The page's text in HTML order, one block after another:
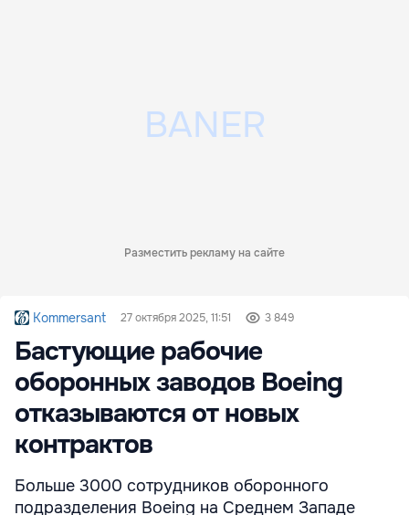
Разместить рекламу на сайте
Kommersant 27 октября 2025, 11:51 3 849
Бастующие рабочие
оборонных заводов Boeing
отказываются от новых
контрактов
Больше 3000 сотрудников оборонного
подразделения Boeing на Среднем Западе